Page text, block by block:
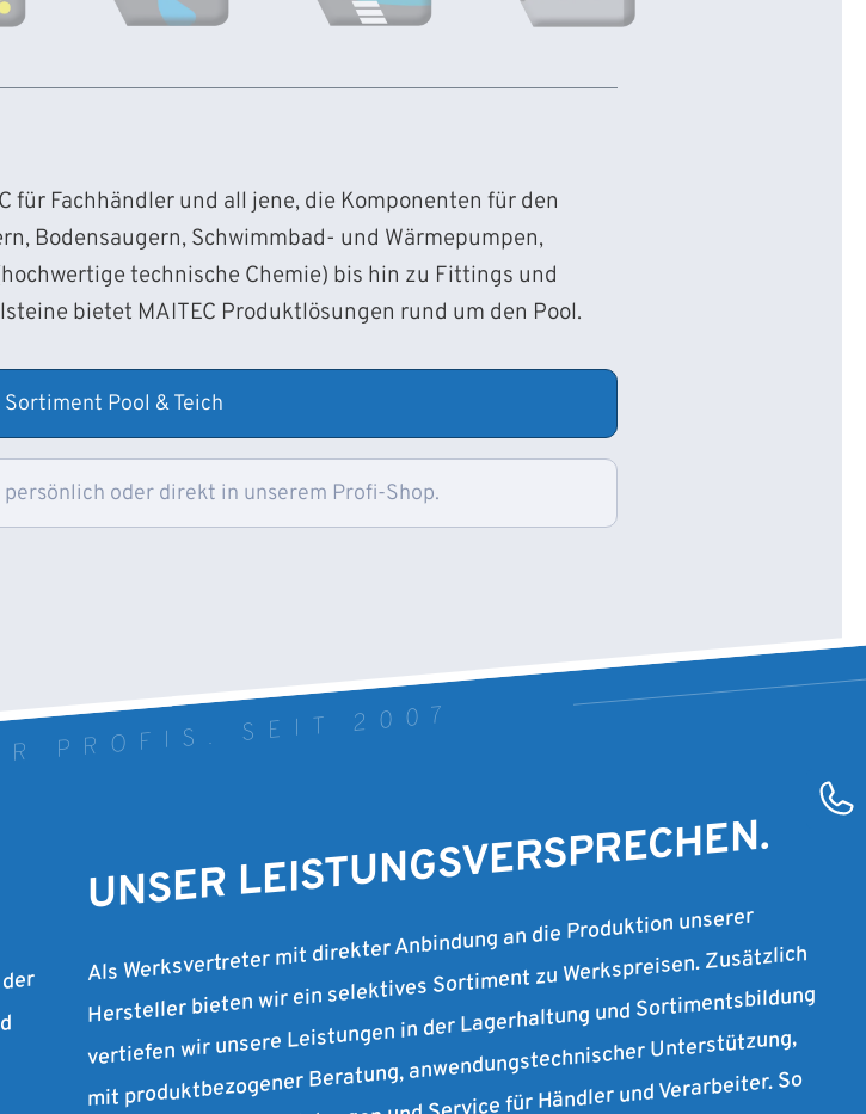
Fachhändler und all jene, die Komponenten für den
Bodensaugern, Schwimmbad- und Wärmepumpen,
technische Chemie) bis hin zu Fittings und
bietet MAITEC Produktlösungen rund um den Pool.
Sortiment Pool & Teich
oder direkt in unserem Profi-Shop.
PROFIS. SEIT 2007
UNSER LEISTUNGSVERSPRECHEN.
Als Werksvertreter mit direkter Anbindung an die Produktion unserer
Hersteller bieten wir ein selektives Sortiment zu Werkspreisen. Zusätzlich
vertiefen wir unsere Leistungen in der Lagerhaltung und Sortimentsbildung
mit produktbezogener Beratung, anwendungstechnischer Unterstützung,